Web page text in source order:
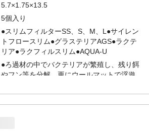
5.7×1.75×13.5
5個入り
●スリムフィルターSS、S、M、L●サイレン
トフロースリム●グラステリアAGS●ラクテ
リア●ラクフィルスリム●AQUA-U
●ろ過材の中でバクテリアが繁殖し、残り餌
やフン等を分解。更にウールマットで浮遊
ます。●手を濡らさず、汚さず、簡単に1個
ずつ交換できます。